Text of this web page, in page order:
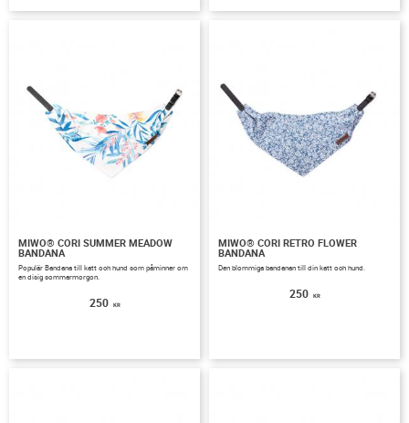
MIWO® CORI SUMMER MEADOW
BANDANA
Populär Bandana till katt och hund som påminner om
en disig sommarmorgon.
250 KR
MIWO® CORI RETRO FLOWER
BANDANA
Den blommiga bandanan till din katt och hund.
250 KR